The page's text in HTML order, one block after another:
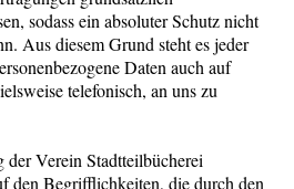
sodass ein absoluter Schutz nicht
Aus diesem Grund steht es jeder
Daten auch auf
telefonisch, an uns zu
Verein Stadtteilbücherei
den Begrifflichkeiten, die durch den